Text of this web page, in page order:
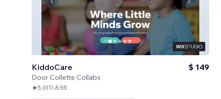
KiddoCare
Door Collette Collabs
$ 149
5,0(1) 55